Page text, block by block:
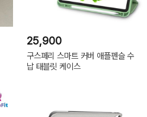
25,900
구스페리 스마트 커버 애플펜슬 수
납 태블릿 케이스